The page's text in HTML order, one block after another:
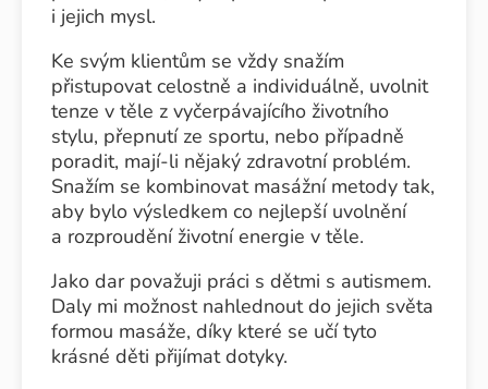
i jejich mysl.
Ke svým klientům se vždy snažím
přistupovat celostně a individuálně, uvolnit
tenze v těle z vyčerpávajícího životního
stylu, přepnutí ze sportu, nebo případně
poradit, mají-li nějaký zdravotní problém.
Snažím se kombinovat masážní metody tak,
aby bylo výsledkem co nejlepší uvolnění
a rozproudění životní energie v těle.
Jako dar považuji práci s dětmi s autismem.
Daly mi možnost nahlednout do jejich světa
formou masáže, díky které se učí tyto
krásné děti přijímat dotyky.